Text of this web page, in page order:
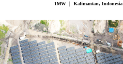
1MW ｜ Kalimantan, Indonesia